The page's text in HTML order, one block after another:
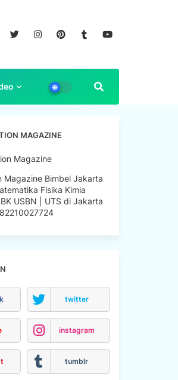
MAGAZINE
Magazine Bimbel Jakarta
Fisika Kimia
USBN | UTS di Jakarta
twitter
instagram
tumblr